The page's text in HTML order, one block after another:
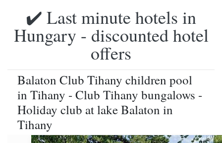
✔️ Last minute hotels in
Hungary - discounted hotel
offers
Balaton Club Tihany children pool
in Tihany - Club Tihany bungalows -
Holiday club at lake Balaton in
Tihany